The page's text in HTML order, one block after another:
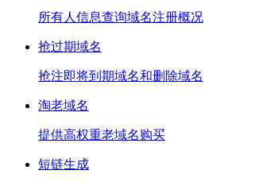
所有人信息查询域名注册概况
抢过期域名
抢注即将到期域名和删除域名
淘老域名
提供高权重老域名购买
短链生成